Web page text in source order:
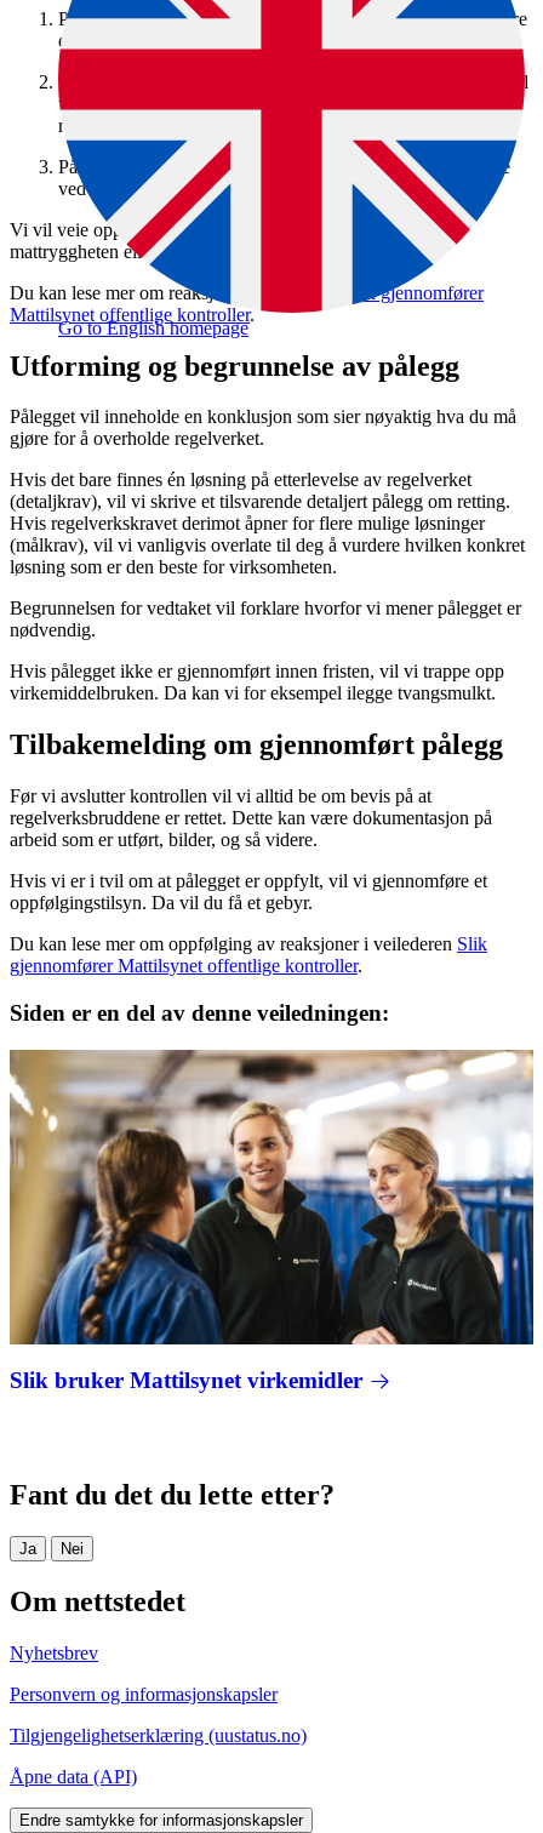
Go to English homepage
Pålegg om retting skal være egnet. Dette betyr at det må være
en sammenheng mellom pålegget og regelverkskravet.
Pålegget skal være nødvendig. Det betyr at pålegget ikke skal
være mer inngripende enn nødvendig ut fra formålet om
regelverksetterlevelse.
Pålegget skal være forholdsmessig. Dette betyr at fordelene
ved det du må gjøre skal veie opp for ulempene.
Vi vil veie opp konkrete ulemper for deg mot hensynet til
mattryggheten eller dyrevelferden.
Du kan lese mer om reaksjoner i veilederen
Slik gjennomfører
Mattilsynet offentlige kontroller.
Utforming og begrunnelse av pålegg
Pålegget vil inneholde en konklusjon som sier nøyaktig hva du må
gjøre for å overholde regelverket.
Hvis det bare finnes én løsning på etterlevelse av regelverket
(detaljkrav), vil vi skrive et tilsvarende detaljert pålegg om retting.
Hvis regelverkskravet derimot åpner for flere mulige løsninger
(målkrav), vil vi vanligvis overlate til deg å vurdere hvilken konkret
løsning som er den beste for virksomheten.
Begrunnelsen for vedtaket vil forklare hvorfor vi mener pålegget er
nødvendig.
Hvis pålegget ikke er gjennomført innen fristen, vil vi trappe opp
virkemiddelbruken. Da kan vi for eksempel ilegge tvangsmulkt.
Tilbakemelding om gjennomført pålegg
Før vi avslutter kontrollen vil vi alltid be om bevis på at
regelverksbruddene er rettet. Dette kan være dokumentasjon på
arbeid som er utført, bilder, og så videre.
Hvis vi er i tvil om at pålegget er oppfylt, vil vi gjennomføre et
oppfølgingstilsyn. Da vil du få et gebyr.
Du kan lese mer om oppfølging av reaksjoner i veilederen Slik
gjennomfører Mattilsynet offentlige kontroller.
Siden er en del av denne veiledningen:
Slik bruker Mattilsynet virkemidler
Fant du det du lette etter?
Ja Nei
Om nettstedet
Nyhetsbrev
Personvern og informasjonskapsler
Tilgjengelighetserklæring (uustatus.no)
Åpne data (API)
Endre samtykke for informasjonskapsler